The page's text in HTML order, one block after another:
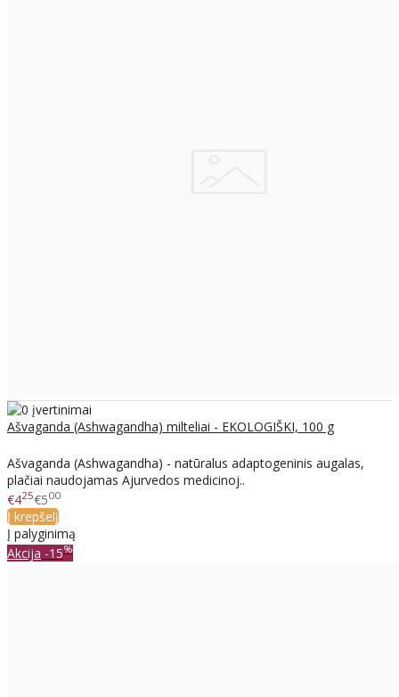
Ašvaganda (Ashwagandha) milteliai - EKOLOGIŠKI, 100 g
Ašvaganda (Ashwagandha) - natūralus adaptogeninis augalas,
plačiai naudojamas Ajurvedos medicinoj..
€425€500
Į krepšelį
Į palyginimą
Akcija -15%